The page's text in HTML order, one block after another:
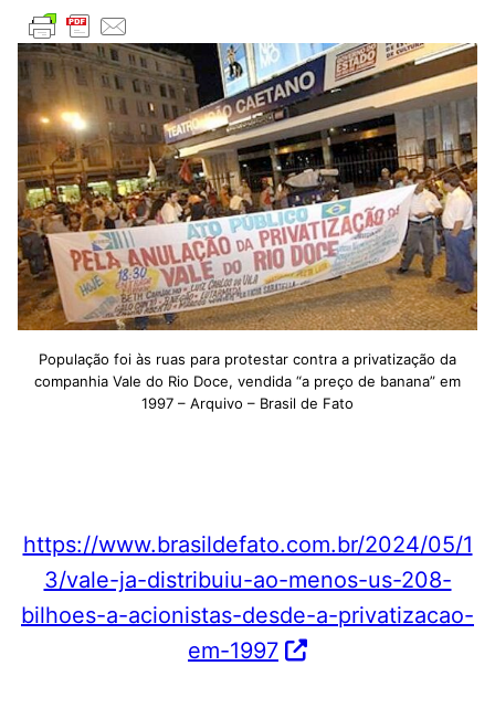
População foi às ruas para protestar contra a privatização da
companhia Vale do Rio Doce, vendida “a preço de banana” em
1997 – Arquivo – Brasil de Fato
https://www.brasildefato.com.br/2024/05/1
3/vale-ja-distribuiu-ao-menos-us-208-
bilhoes-a-acionistas-desde-a-privatizacao-
em-1997